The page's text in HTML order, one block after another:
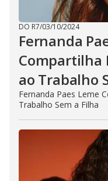
DO R7/03/10/2024
Fernanda
Compartilha
ao Trabalho
Fernanda Paes Leme
Trabalho Sem a Filha